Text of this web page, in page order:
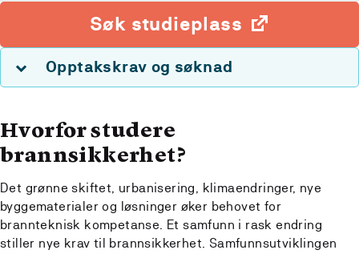
Søk studieplass
Opptakskrav og søknad
Hvorfor studere
brannsikkerhet?
Det grønne skiftet, urbanisering, klimaendringer, nye
byggematerialer og løsninger øker behovet for
brannteknisk kompetanse. Et samfunn i rask endring
stiller nye krav til brannsikkerhet. Samfunnsutviklingen